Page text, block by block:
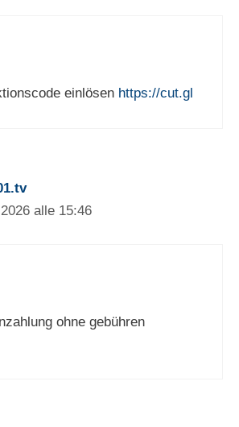
einlösen https://cut.gl
alle 15:46
ohne gebühren